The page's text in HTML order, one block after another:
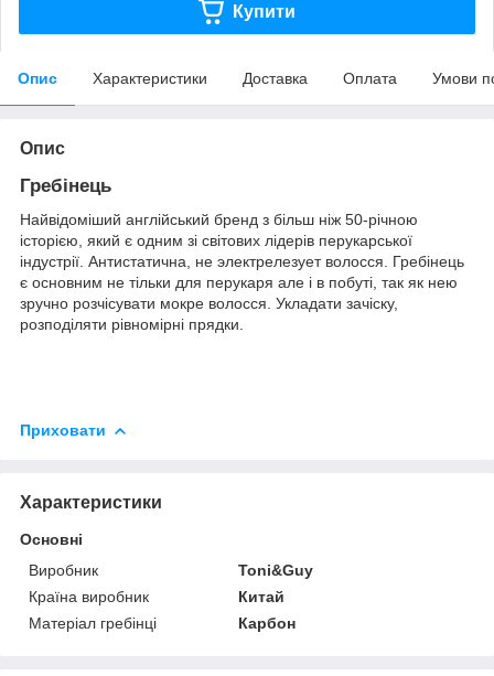
Купити
Опис Характеристики Доставка Оплата Умови
Опис
Гребінець
Найвідоміший англійський бренд з більш ніж 50-річною
історією, який є одним зі світових лідерів перукарської
індустрії. Антистатична, не электрелезует волосся. Гребінець
є основним не тільки для перукаря але і в побуті, так як нею
зручно розчісувати мокре волосся. Укладати зачіску,
розподіляти рівномірні прядки.
Приховати
Характеристики
Основні
Виробник
Toni&Guy
Країна виробник
Китай
Матеріал гребінці
Карбон